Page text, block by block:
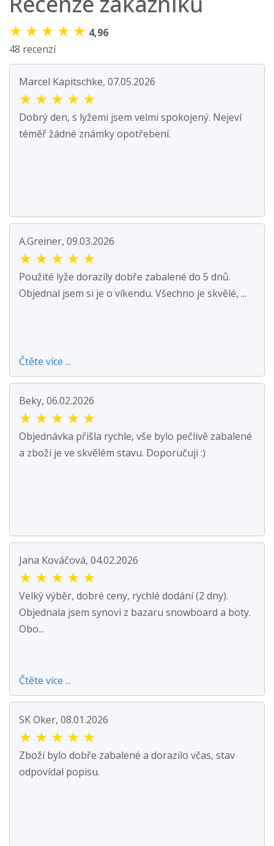
★ ★ ★ ★ ★ 4,96
48 recenzí
Marcel Kapitschke, 07.05.2026
★ ★ ★ ★ ★
Dobrý den, s lyžemi jsem velmi spokojený. Nejeví
téměř žádné známky opotřebení.
A.Greiner, 09.03.2026
★ ★ ★ ★ ★
Použité lyže dorazily dobře zabalené do 5 dnů.
Objednal jsem si je o víkendu. Všechno je skvělé, ...
Čtěte více ...
Beky, 06.02.2026
★ ★ ★ ★ ★
Objednávka přišla rychle, vše bylo pečlivě zabalené
a zboží je ve skvělém stavu. Doporučuji :)
Jana Kováčová, 04.02.2026
★ ★ ★ ★ ★
Velký výběr, dobré ceny, rychlé dodání (2 dny).
Objednala jsem synovi z bazaru snowboard a boty.
Obo...
Čtěte více ...
SK Oker, 08.01.2026
★ ★ ★ ★ ★
Zboží bylo dobře zabalené a dorazilo včas, stav
odpovídal popisu.